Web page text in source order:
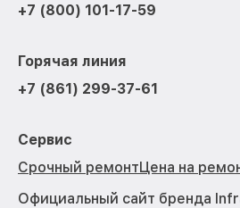
+7 (800) 101-17-59
Горячая линия
+7 (861) 299-37-61
Сервис
Срочный ремонтЦена на
Официальный сайт бренда